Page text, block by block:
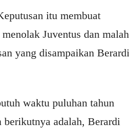
itu membuat
Juventus dan malah
yang disampaikan Berardi
waktu puluhan tahun
adalah, Berardi